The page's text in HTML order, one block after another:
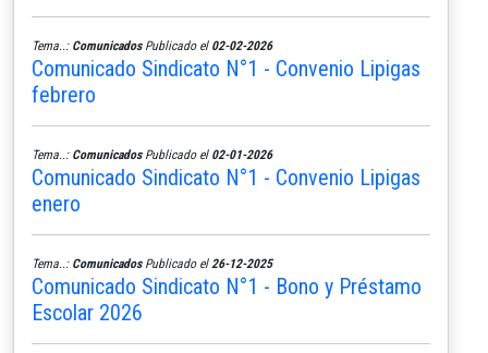
Tema..: ComunicadosPublicado el 02-02-2026
Comunicado Sindicato N°1 - Convenio Lipigas
febrero
Tema..: ComunicadosPublicado el 02-01-2026
Comunicado Sindicato N°1 - Convenio Lipigas
enero
Tema..: ComunicadosPublicado el 26-12-2025
Comunicado Sindicato N°1 - Bono y Préstamo
Escolar 2026